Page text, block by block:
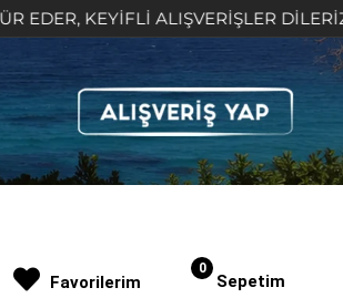
KEYİFLİ ALIŞVERİŞLER DİLERİZ 🤍
Sepetim
0
Favorilerim